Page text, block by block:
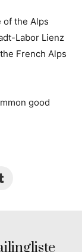
of the Alps
Labor Lienz
French Alps
good